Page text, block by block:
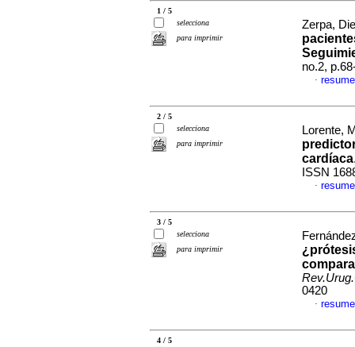
1 / 5
selecciona
para imprimir
Zerpa,
no.2,
·
2 / 5
selecciona
para imprimir
Lorente,
cardíaca
ISSN
·
3 / 5
selecciona
para imprimir
0420
·
4 / 5